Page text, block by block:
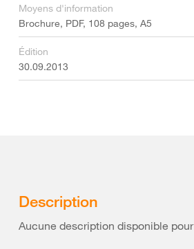
Moyens d'information
Brochure, PDF, 108 pages, A5
Édition
30.09.2013
Description
Aucune description disponible